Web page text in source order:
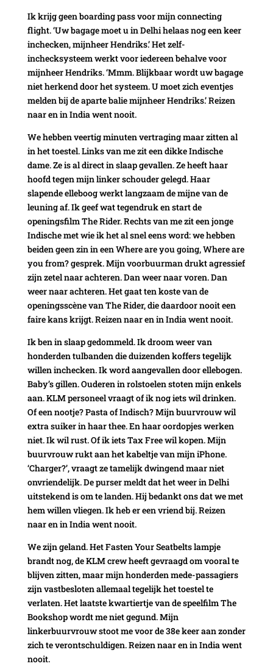
Ik krijg geen boarding pass voor mijn connecting
flight. ‘Uw bagage moet u in Delhi helaas nog een keer
inchecken, mijnheer Hendriks.’ Het zelf-
inchecksysteem werkt voor iedereen behalve voor
mijnheer Hendriks. ‘Mmm. Blijkbaar wordt uw bagage
niet herkend door het systeem. U moet zich eventjes
melden bij de aparte balie mijnheer Hendriks.’ Reizen
naar en in India went nooit.
We hebben veertig minuten vertraging maar zitten al
in het toestel. Links van me zit een dikke Indische
dame. Ze is al direct in slaap gevallen. Ze heeft haar
hoofd tegen mijn linker schouder gelegd. Haar
slapende elleboog werkt langzaam de mijne van de
leuning af. Ik geef wat tegendruk en start de
openingsfilm The Rider. Rechts van me zit een jonge
Indische met wie ik het al snel eens word: we hebben
beiden geen zin in een Where are you going, Where are
you from? gesprek. Mijn voorbuurman drukt agressief
zijn zetel naar achteren. Dan weer naar voren. Dan
weer naar achteren. Het gaat ten koste van de
openingsscène van The Rider, die daardoor nooit een
faire kans krijgt. Reizen naar en in India went nooit.
Ik ben in slaap gedommeld. Ik droom weer van
honderden tulbanden die duizenden koffers tegelijk
willen inchecken. Ik word aangevallen door ellebogen.
Baby’s gillen. Ouderen in rolstoelen stoten mijn enkels
aan. KLM personeel vraagt of ik nog iets wil drinken.
Of een nootje? Pasta of Indisch? Mijn buurvrouw wil
extra suiker in haar thee. En haar oordopjes werken
niet. Ik wil rust. Of ik iets Tax Free wil kopen. Mijn
buurvrouw rukt aan het kabeltje van mijn iPhone.
‘Charger?’, vraagt ze tamelijk dwingend maar niet
onvriendelijk. De purser meldt dat het weer in Delhi
uitstekend is om te landen. Hij bedankt ons dat we met
hem willen vliegen. Ik heb er een vriend bij. Reizen
naar en in India went nooit.
We zijn geland. Het Fasten Your Seatbelts lampje
brandt nog, de KLM crew heeft gevraagd om vooral te
blijven zitten, maar mijn honderden mede-passagiers
zijn vastbesloten allemaal tegelijk het toestel te
verlaten. Het laatste kwartiertje van de speelfilm The
Bookshop wordt me niet gegund. Mijn
linkerbuurvrouw stoot me voor de 38e keer aan zonder
zich te verontschuldigen. Reizen naar en in India went
nooit.